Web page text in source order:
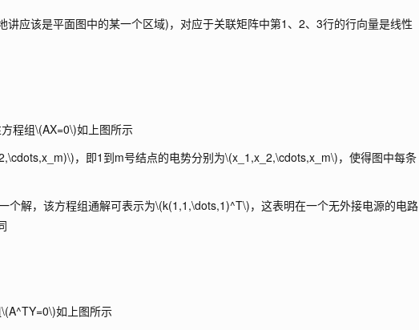
应该是平面图中的某一个区域)，对应于关联矩阵中第1、2、3行的行向量是线性
程组\(AX=0\)如上图所示
，即1到m号结点的电势分别为\(x_1,x_2,\cdots,x_m\)，使得图中每条
个解，该方程组通解可表示为\(k(1,1,\dots,1)^T\)，这表明在一个无外接电源的电路
\(A^TY=0\)如上图所示